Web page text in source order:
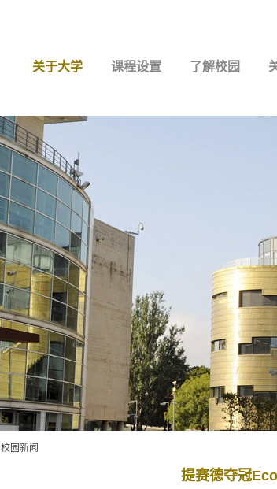
关于大学 课程设置 了解校园
校园新闻
提赛德夺冠